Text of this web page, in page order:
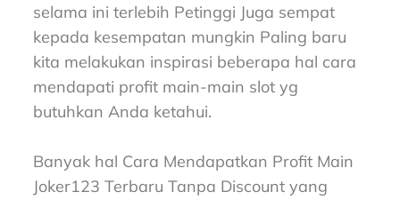
selama ini terlebih Petinggi Juga sempat
kepada kesempatan mungkin Paling baru
kita melakukan inspirasi beberapa hal cara
mendapati profit main-main slot yg
butuhkan Anda ketahui.
Banyak hal Cara Mendapatkan Profit Main
Joker123 Terbaru Tanpa Discount yang